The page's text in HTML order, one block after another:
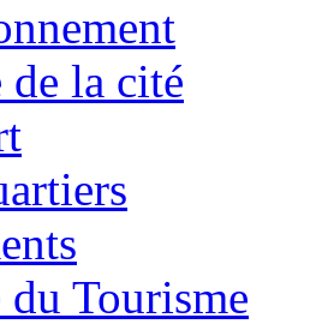
la cité
Tourisme